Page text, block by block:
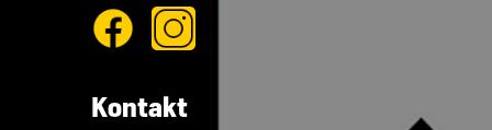
Kontakt